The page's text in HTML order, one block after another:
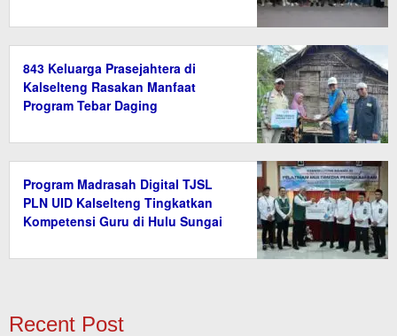
843 Keluarga Prasejahtera di
Kalselteng Rasakan Manfaat
Program Tebar Daging
Program Madrasah Digital TJSL
PLN UID Kalselteng Tingkatkan
Kompetensi Guru di Hulu Sungai
Recent Post